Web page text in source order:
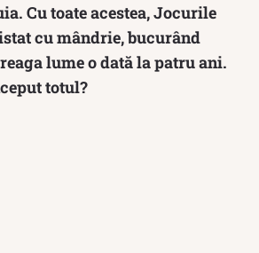
Cu toate acestea, Jocurile
cu mândrie, bucurând
lume o dată la patru ani.
totul?